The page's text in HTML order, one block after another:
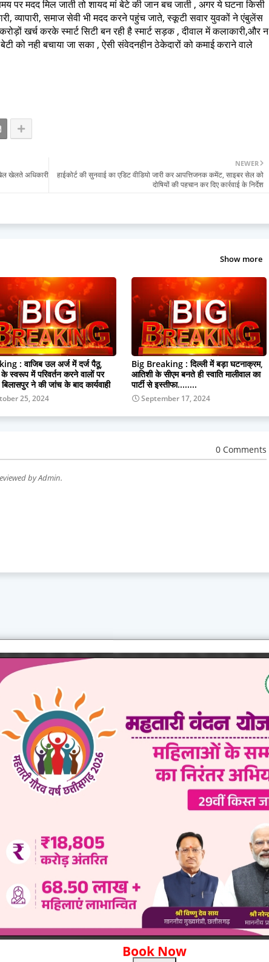
पर मदद मिल जाती तो शायद मां बेटे की जान बच जाती , अगर ये घटना किसी
व्यापारी, समाज सेवी भी मदद करने पहुंच जाते, स्कूटी सवार युवकों ने एंबुलेंस
खर्च करके स्मार्ट सिटी बन रही है स्मार्ट सड़क , दीवाल में कलाकारी,और न
को नही बचाया जा सका , ऐसी संवेदनहीन ठेकेदारों को कमाई कराने वाले
NEWER
हाईकोर्ट की सुनवाई का एडिट वीडियो जारी कर आपत्तिजनक कमेंट, साइबर सेल को
दोषियों की पहचान कर दिए कार्रवाई के निर्देश
खेलते अधिकारी
Show more
: वाजिब उल अर्ज में दर्ज पैठू,
के स्वरूप में परिवर्तन करने वालों पर
ने की जांच के बाद कार्यवाही
25, 2024
Big Breaking : दिल्ली में बड़ा घटनाक्रम,
आतिशी के सीएम बनते ही स्वाति मालीवाल का
पार्टी से इस्तीफा........
September 17, 2024
0 Comments
by Admin.
Book Now